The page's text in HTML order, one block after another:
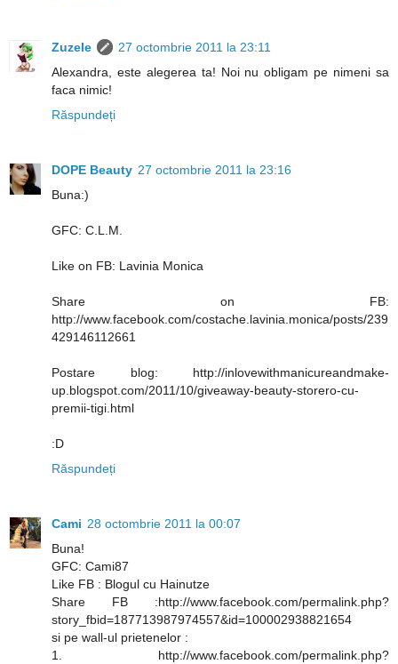
Zuzele
27 octombrie 2011 la 23:11
Alexandra, este alegerea ta! Noi nu obligam pe nimeni sa
faca nimic!
Răspundeți
DOPE Beauty 27 octombrie 2011 la 23:16
Buna:)
GFC: C.L.M.
Like on FB: Lavinia Monica
Share on FB:
http://www.facebook.com/costache.lavinia.monica/posts/239
429146112661
Postare blog: http://inlovewithmanicureandmake-
up.blogspot.com/2011/10/giveaway-beauty-storero-cu-
premii-tigi.html
:D
Răspundeți
Cami 28 octombrie 2011 la 00:07
Buna!
GFC: Cami87
Like FB : Blogul cu Hainutze
Share FB :http://www.facebook.com/permalink.php?
story_fbid=187713987974557&id=100002938821654
si pe wall-ul prietenelor :
1. http://www.facebook.com/permalink.php?